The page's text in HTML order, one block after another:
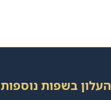
העלון בשפות נוספות